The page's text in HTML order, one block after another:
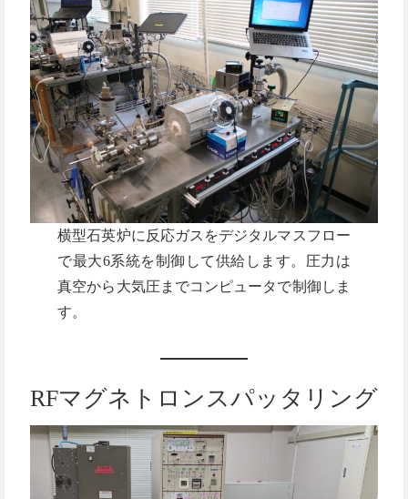
横型石英炉に反応ガスをデジタルマスフロー
で最大6系統を制御して供給します。圧力は
真空から大気圧までコンピュータで制御しま
す。
RFマグネトロンスパッタリング